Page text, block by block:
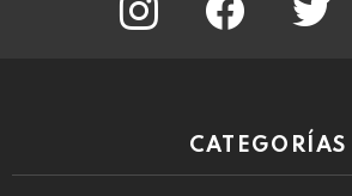
CATEGORÍAS